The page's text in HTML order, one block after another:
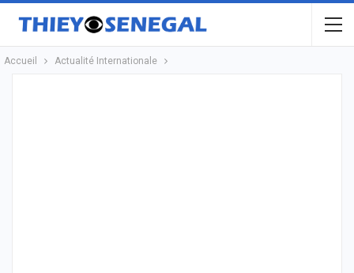
Accueil Actualité Internationale